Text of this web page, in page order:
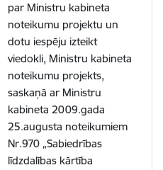
par Ministru kabineta
noteikumu projektu un
dotu iespēju izteikt
viedokli, Ministru kabineta
noteikumu projekts,
saskaņā ar Ministru
kabineta 2009.gada
25.augusta noteikumiem
Nr.970 „Sabiedrības
līdzdalības kārtība